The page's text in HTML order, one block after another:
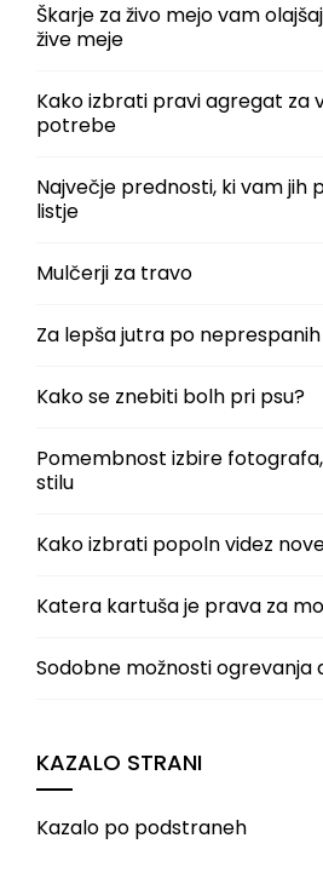
Škarje za živo mejo vam
žive meje
Kako izbrati pravi agregat za
potrebe
Največje prednosti, ki vam jih
listje
Mulčerji za travo
Za lepša jutra po
Kako se znebiti bolh pri psu?
Pomembnost izbire
stilu
Kako izbrati popoln videz
Katera kartuša je prava za
Sodobne možnosti ogrevanja
KAZALO STRANI
Kazalo po podstraneh